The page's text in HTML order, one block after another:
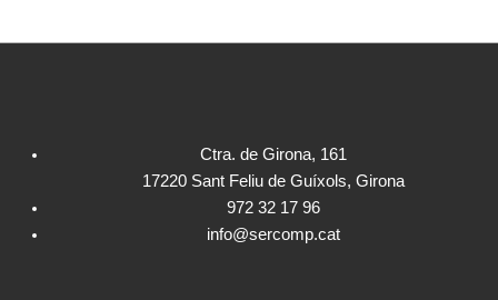
Ctra. de Girona, 161
17220 Sant Feliu de Guíxols, Girona
972 32 17 96
info@sercomp.cat